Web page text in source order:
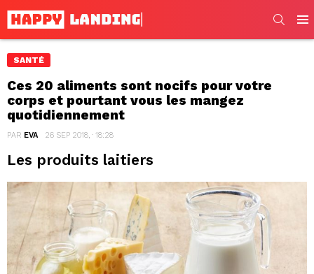
SANTÉ
Ces 20 aliments sont nocifs pour votre
corps et pourtant vous les mangez
quotidiennement
PAR EVA 26 SEP 2018, · 18:28
Les produits laitiers